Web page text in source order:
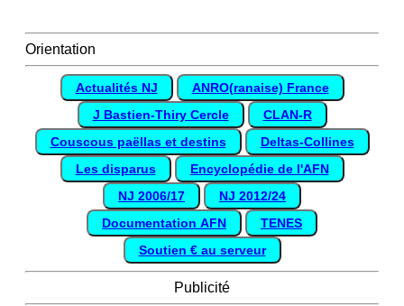
Orientation
Actualités NJ
ANRO(ranaise) France
J Bastien-Thiry Cercle
CLAN-R
Couscous paëllas et destins
Deltas-Collines
Les disparus
Encyclopédie de l'AFN
NJ 2006/17
NJ 2012/24
Documentation AFN
TENES
Soutien € au serveur
Publicité